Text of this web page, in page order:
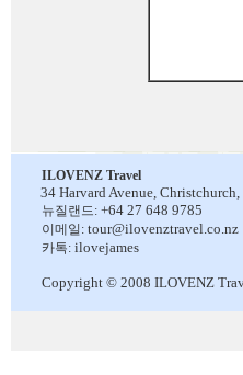
ILOVENZ Travel
34 Harvard Avenue, Christchurch,
뉴질랜드: +64 27 648 9785
이메일: tour@ilovenztravel.co.nz
카톡: ilovejames
Copyright © 2008 ILOVENZ